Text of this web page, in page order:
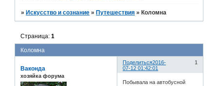
» Искусство и сознание » Путешествия » Коломна
Коломна
Страница:1
Поделиться 1
2016-
07-12 01:42:01
Ваконда
хозяйка форума
Побывала на автобусной